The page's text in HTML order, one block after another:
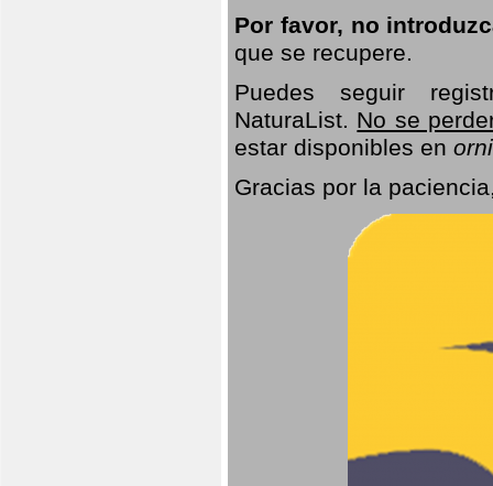
Por favor, no
que se recupere.
Puedes seguir
NaturaList. No se
estar disponibles en
Gracias por la